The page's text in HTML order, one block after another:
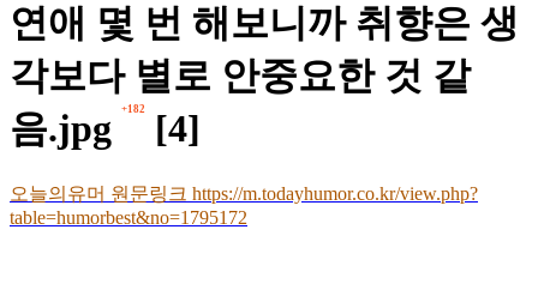
연애 몇 번 해보니까 취향은 생
각보다 별로 안중요한 것 같
음.jpg
+182 [4]
오늘의유머 원문링크 https://m.todayhumor.co.kr/view.php?
table=humorbest&no=1795172